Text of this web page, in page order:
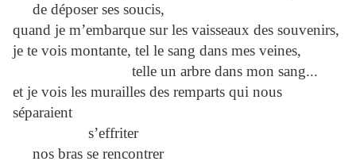
de déposer ses soucis,
quand je m’embarque sur les vaisseaux des souvenirs,
je te vois montante, tel le sang dans mes veines,
telle un arbre dans mon sang...
et je vois les murailles des remparts qui nous
séparaient
s’effriter
nos bras se rencontrer